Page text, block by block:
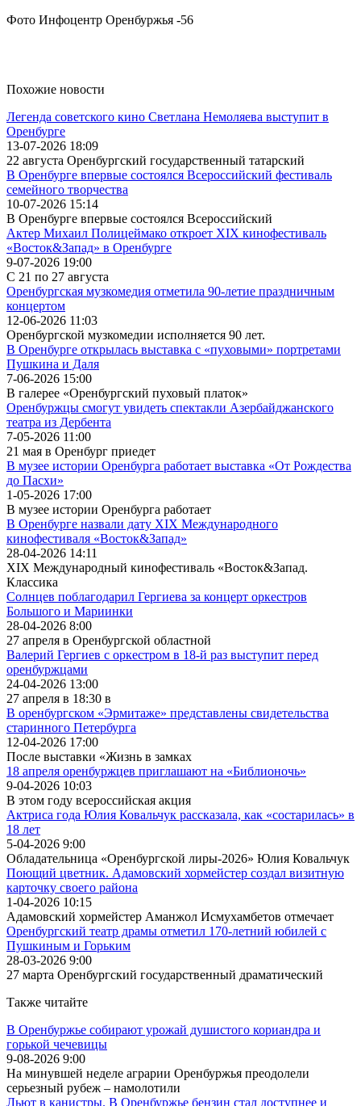
Фото Инфоцентр Оренбуржья -56
Похожие новости
Легенда советского кино Светлана Немоляева выступит в
Оренбурге
13-07-2026 18:09
22 августа Оренбургский государственный татарский
В Оренбурге впервые состоялся Всероссийский фестиваль
семейного творчества
10-07-2026 15:14
В Оренбурге впервые состоялся Всероссийский
Актер Михаил Полицеймако откроет XIX кинофестиваль
«Восток&Запад» в Оренбурге
9-07-2026 19:00
С 21 по 27 августа
Оренбургская музкомедия отметила 90-летие праздничным
концертом
12-06-2026 11:03
Оренбургской музкомедии исполняется 90 лет.
В Оренбурге открылась выставка с «пуховыми» портретами
Пушкина и Даля
7-06-2026 15:00
В галерее «Оренбургский пуховый платок»
Оренбуржцы смогут увидеть спектакли Азербайджанского
театра из Дербента
7-05-2026 11:00
21 мая в Оренбург приедет
В музее истории Оренбурга работает выставка «От Рождества
до Пасхи»
1-05-2026 17:00
В музее истории Оренбурга работает
В Оренбурге назвали дату XIX Международного
кинофестиваля «Восток&Запад»
28-04-2026 14:11
XIX Международный кинофестиваль «Восток&Запад.
Классика
Солнцев поблагодарил Гергиева за концерт оркестров
Большого и Мариинки
28-04-2026 8:00
27 апреля в Оренбургской областной
Валерий Гергиев с оркестром в 18-й раз выступит перед
оренбуржцами
24-04-2026 13:00
27 апреля в 18:30 в
В оренбургском «Эрмитаже» представлены свидетельства
старинного Петербурга
12-04-2026 17:00
После выставки «Жизнь в замках
18 апреля оренбуржцев приглашают на «Библионочь»
9-04-2026 10:03
В этом году всероссийская акция
Актриса года Юлия Ковальчук рассказала, как «состарилась» в
18 лет
5-04-2026 9:00
Обладательница «Оренбургской лиры-2026» Юлия Ковальчук
Поющий цветник. Адамовский хормейстер создал визитную
карточку своего района
1-04-2026 10:15
Адамовский хормейстер Аманжол Исмухамбетов отмечает
Оренбургский театр драмы отметил 170-летний юбилей с
Пушкиным и Горьким
28-03-2026 9:00
27 марта Оренбургский государственный драматический
Также читайте
В Оренбуржье собирают урожай душистого кориандра и
горькой чечевицы
9-08-2026 9:00
На минувшей неделе аграрии Оренбуржья преодолели
серьезный рубеж – намолотили
Льют в канистры. В Оренбуржье бензин стал доступнее и